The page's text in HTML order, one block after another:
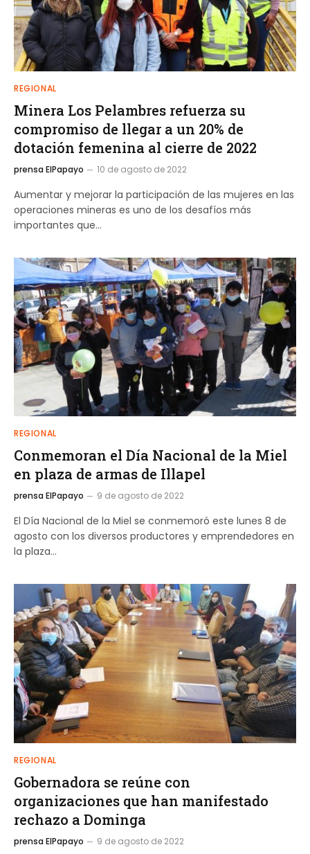
REGIONAL
Minera Los Pelambres refuerza su
compromiso de llegar a un 20% de
dotación femenina al cierre de 2022
prensa ElPapayo 10 de agosto de 2022
Aumentar y mejorar la participación de las mujeres en las
operaciones mineras es uno de los desafíos más
importantes que…
REGIONAL
Conmemoran el Día Nacional de la Miel
en plaza de armas de Illapel
prensa ElPapayo 9 de agosto de 2022
El Día Nacional de la Miel se conmemoró este lunes 8 de
agosto con los diversos productores y emprendedores en
la plaza…
REGIONAL
Gobernadora se reúne con
organizaciones que han manifestado
rechazo a Dominga
prensa ElPapayo 9 de agosto de 2022